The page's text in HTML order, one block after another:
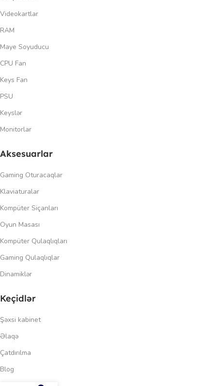
Videokartlar
RAM
Maye Soyuducu
CPU Fan
Keys Fan
PSU
Keyslər
Monitorlar
Aksesuarlar
Gaming Oturacaqlar
Klaviaturalar
Kompüter Siçanları
Oyun Masası
Kompüter Qulaqlıqları
Gaming Qulaqlıqlar
Dinamiklər
Keçidlər
Şəxsi kabinet
Əlaqə
Çatdırılma
Blog